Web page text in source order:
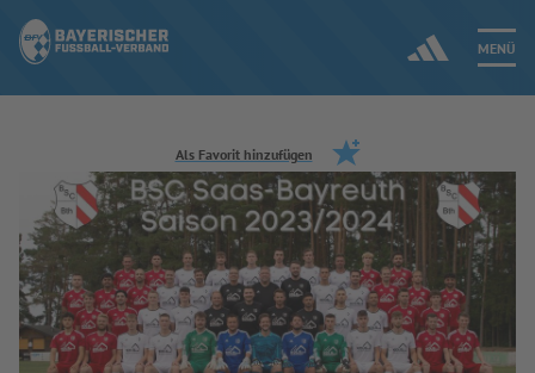
MENÜ
Jetzt einloggen
ERGEBNISSE & WETTBEWERBE
NEUIGKEITEN
SPIELBETRIEB & VERBANDSLEBEN
Als Favorit hinzufügen